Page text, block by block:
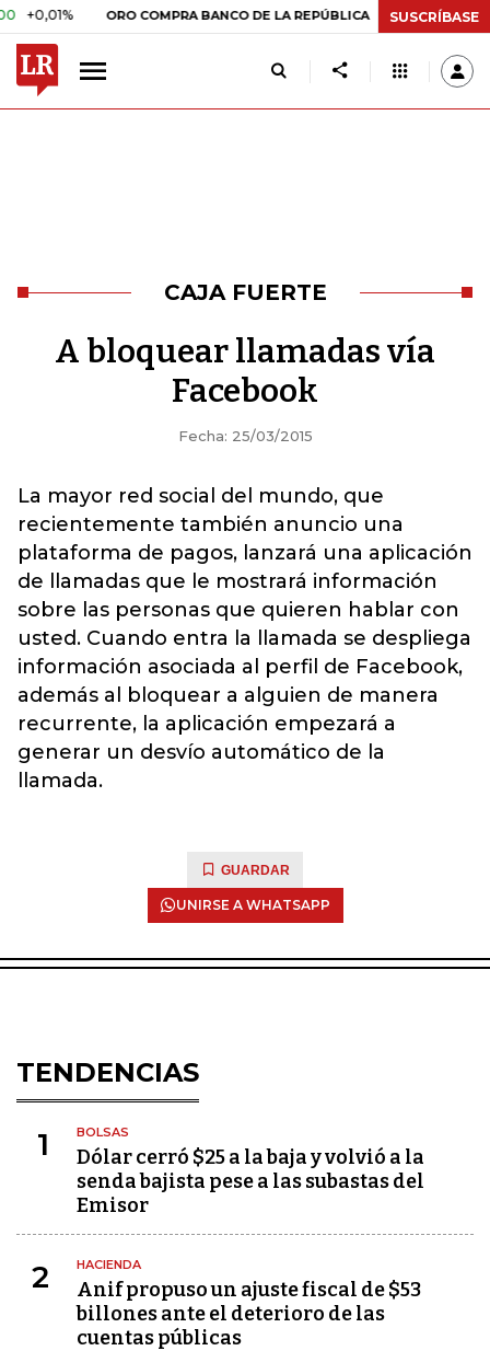
ORO COMPRA BANCO DE LA REPÚBLICA $ 399.745,16 +$
SUSCRÍBASE
CAJA FUERTE
A bloquear llamadas vía
Facebook
Fecha: 25/03/2015
La mayor red social del mundo, que
recientemente también anuncio una
plataforma de pagos, lanzará una aplicación
de llamadas que le mostrará información
sobre las personas que quieren hablar con
usted. Cuando entra la llamada se despliega
información asociada al perfil de Facebook,
además al bloquear a alguien de manera
recurrente, la aplicación empezará a
generar un desvío automático de la
llamada.
GUARDAR
UNIRSE A WHATSAPP
TENDENCIAS
1 BOLSAS
Dólar cerró $25 a la baja y volvió a la
senda bajista pese a las subastas del
Emisor
2 HACIENDA
Anif propuso un ajuste fiscal de $53
billones ante el deterioro de las
cuentas públicas